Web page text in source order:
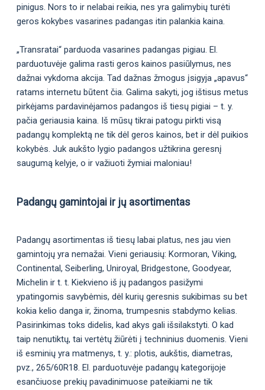
pinigus. Nors to ir nelabai reikia, nes yra galimybių turėti
geros kokybes vasarines padangas itin palankia kaina.
„Transratai“ parduoda vasarines padangas pigiau. El.
parduotuvėje galima rasti geros kainos pasiūlymus, nes
dažnai vykdoma akcija. Tad dažnas žmogus įsigyja „apavus“
ratams internetu būtent čia. Galima sakyti, jog ištisus metus
pirkėjams pardavinėjamos padangos iš tiesų pigiai – t. y.
pačia geriausia kaina. Iš mūsų tikrai patogu pirkti visą
padangų komplektą ne tik dėl geros kainos, bet ir dėl puikios
kokybės. Juk aukšto lygio padangos užtikrina geresnį
saugumą kelyje, o ir važiuoti žymiai maloniau!
Padangų gamintojai ir jų asortimentas
Padangų asortimentas iš tiesų labai platus, nes jau vien
gamintojų yra nemažai. Vieni geriausių: Kormoran, Viking,
Continental, Seiberling, Uniroyal, Bridgestone, Goodyear,
Michelin ir t. t. Kiekvieno iš jų padangos pasižymi
ypatingomis savybėmis, dėl kurių geresnis sukibimas su bet
kokia kelio danga ir, žinoma, trumpesnis stabdymo kelias.
Pasirinkimas toks didelis, kad akys gali išsilakstyti. O kad
taip nenutiktų, tai vertėtų žiūrėti į techninius duomenis. Vieni
iš esminių yra matmenys, t. y.: plotis, aukštis, diametras,
pvz., 265/60R18. El. parduotuvėje padangų kategorijoje
esančiuose prekių pavadinimuose pateikiami ne tik